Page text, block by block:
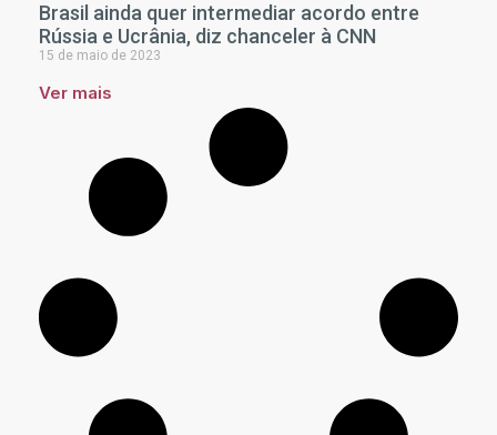
Brasil ainda quer intermediar acordo entre
Rússia e Ucrânia, diz chanceler à CNN
15 de maio de 2023
Ver mais